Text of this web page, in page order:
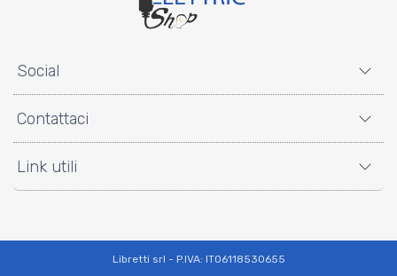
Social
Contattaci
Link utili
Libretti srl - P.IVA: IT06118530655